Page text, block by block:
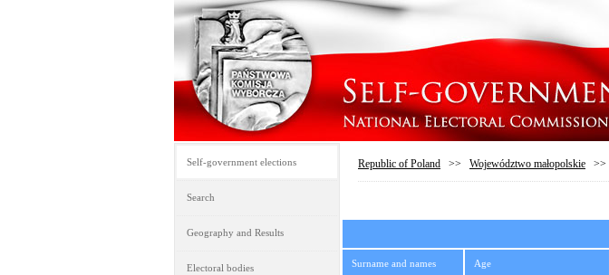
Self-government elections
Search
Geography and Results
Electoral bodies
Republic of Poland >> Województwo małopolskie >>
Surname and names Age